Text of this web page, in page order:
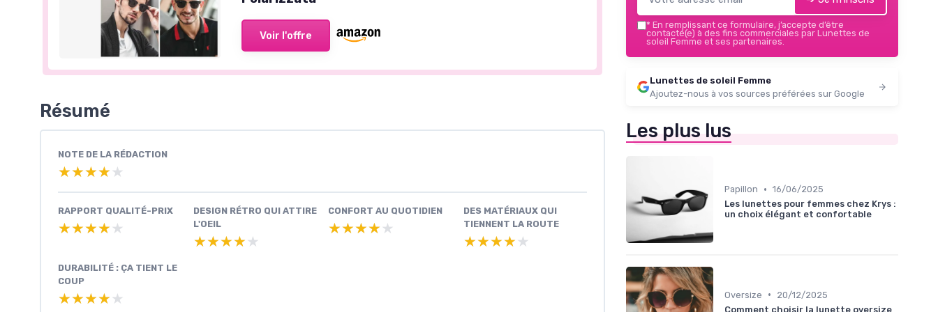
Voir l'offre
Résumé
NOTE DE LA RÉDACTION
★★★★★
★★★★★
RAPPORT QUALITÉ-PRIX
★★★★★
★★★★★
DESIGN RÉTRO QUI ATTIRE
L'OEIL
★★★★★
★★★★★
CONFORT AU QUOTIDIEN
★★★★★
★★★★★
DES MATÉRIAUX QUI
TIENNENT LA ROUTE
★★★★★
★★★★★
DURABILITÉ : ÇA TIENT LE
COUP
★★★★★
★★★★★
* En remplissant ce formulaire, j’accepte d’être
contacté(e) à des fins commerciales par Lunettes de
soleil Femme et ses partenaires.
Lunettes de soleil Femme
Ajoutez-nous à vos sources préférées sur Google
Les plus lus
Papillon • 16/06/2025
Les lunettes pour femmes chez Krys :
un choix élégant et confortable
Oversize •
20/12/2025
Comment choisir la lunette oversize